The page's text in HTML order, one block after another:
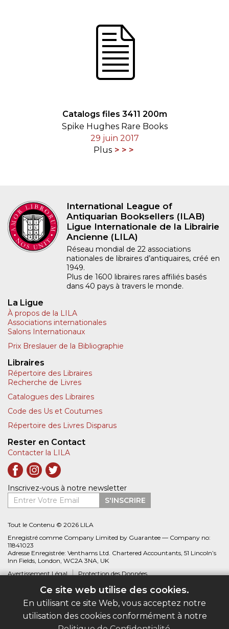
Ce site web utilise des cookies.
En utilisant ce site Web, vous acceptez notre
utilisation des cookies conformément à notre
Catalogs files 3411 200m
Spike Hughes Rare Books
29 juin 2017
Plus
International League of
Antiquarian Booksellers (ILAB)
Ligue Internationale de la Librairie
Ancienne (LILA)
Réseau mondial de 22 associations
nationales de libraires d’antiquaires, créé en
1949.
Plus de 1600 libraires rares affiliés basés
dans 40 pays à travers le monde.
La Ligue
À propos de la LILA
Associations internationales
Salons Internationaux
Prix Breslauer de la Bibliographie
Libraires
Répertoire des Libraires
Recherche de Livres
Catalogues des Libraires
Code des Us et Coutumes
Répertoire des Livres Disparus
Rester en Contact
Contacter la LILA
Inscrivez-vous à notre newsletter
Entrer Votre Email
S'INSCRIRE
Tout le Contenu © 2026 LILA
Enregistré comme Company Limited by Guarantee — Company no:
11841023
Adresse Enregistrée: Venthams Ltd. Chartered Accountants, 51 Lincoln’s
Inn Fields, London, WC2A 3NA, UK
Avertissement Légal
Protection des Données